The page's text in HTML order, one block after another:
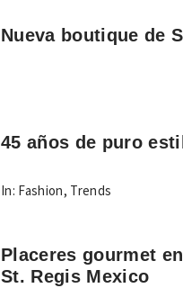
Nueva boutique de
45 años de puro
In: Fashion, Trends
Placeres gourmet
St. Regis Mexico